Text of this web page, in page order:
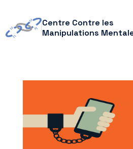
Centre Contre les
Manipulations